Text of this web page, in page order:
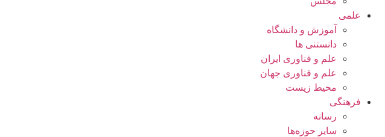
علمی
آموزش و دانشگاه
دانستنی ها
علم و فناوری ایران
علم و فناوری جهان
محیط زیست
فرهنگی
رسانه
سایر حوزه‌ها